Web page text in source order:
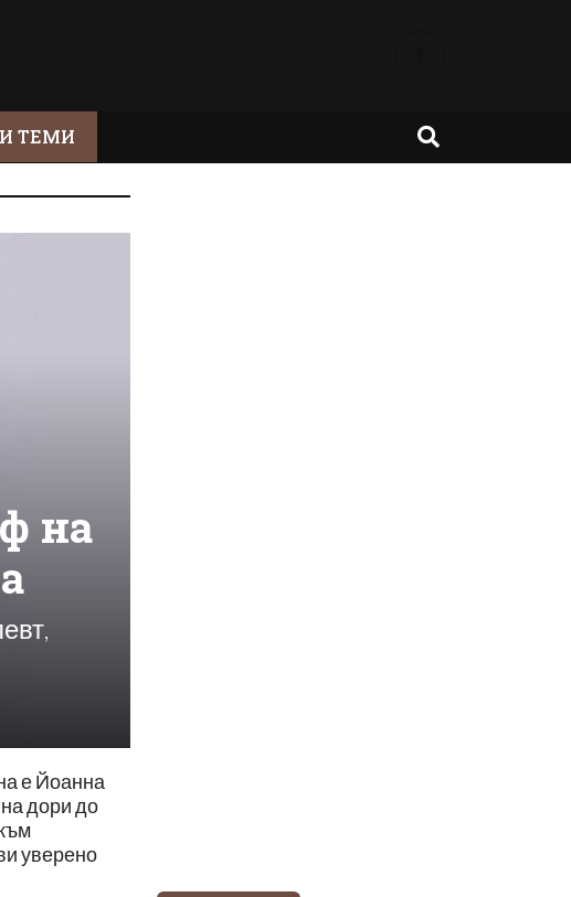
ТЕМИ
на
е Йоанна
дори до
уверено